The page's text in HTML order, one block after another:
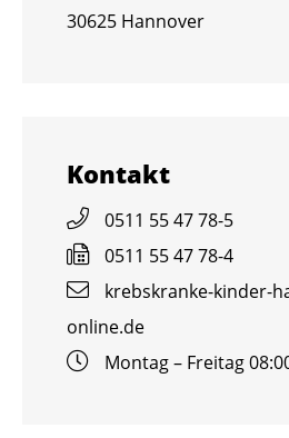
30625 Han­no­ver
Kon­takt
0511 55 47 78-5
0511 55 47 78-4
krebs­kran­ke-kin­der-
online.​de
Mon­tag – Frei­tag